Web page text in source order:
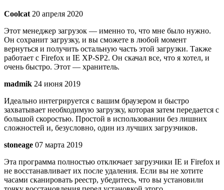
Coolcat 20 апреля 2020
Этот менеджер загрузок — именно то, что мне было нужно.
Он сохранит загрузку, и вы сможете в любой момент
вернуться и получить остальную часть этой загрузки. Также
работает с Firefox и IE XP-SP2. Он скачал все, что я хотел, и
очень быстро. Этот — хранитель.
madmik 24 июня 2019
Идеально интегрируется с вашим браузером и быстро
захватывает необходимую загрузку, которая затем передается с
большой скоростью. Простой в использовании без лишних
сложностей и, безусловно, один из лучших загрузчиков.
stoneage 07 марта 2019
Эта программа полностью отключает загрузчики IE и Firefox и
не восстанавливает их после удаления. Если вы не хотите
часами сканировать реестр, убедитесь, что вы установили